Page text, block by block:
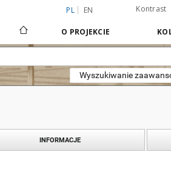
PL EN Kontrast
O PROJEKCIE
Wyszukiwanie
INFORMACJE